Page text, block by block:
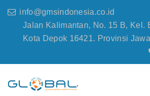
info@gmsindonesia.co.id
Jalan Kalimantan, No. 15 B, Kel.
Kota Depok 16421. Provinsi